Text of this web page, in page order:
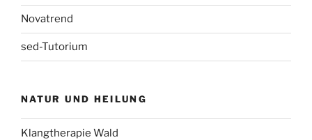
Novatrend
sed-Tutorium
NATUR UND HEILUNG
Klangtherapie Wald